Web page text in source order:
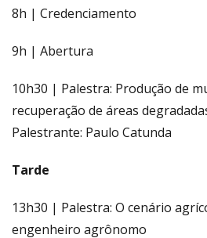
8h | Credenciamento
9h | Abertura
10h30 | Palestra: Produção de
recuperação de áreas
Palestrante: Paulo Catunda
Tarde
13h30 | Palestra: O cenário
engenheiro agrônomo